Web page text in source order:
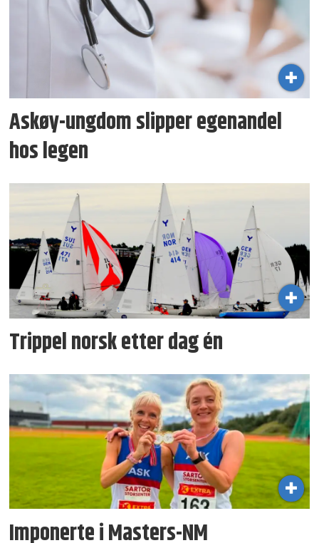
Askøy-ungdom slipper egenandel
hos legen
Trippel norsk etter dag én
Imponerte i Masters-NM